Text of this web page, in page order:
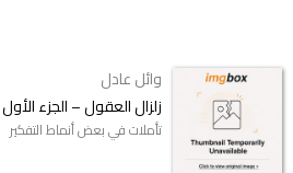
وائل عادل
زلزال العقول – الجزء الأول
تأملات في بعض أنماط التفكير